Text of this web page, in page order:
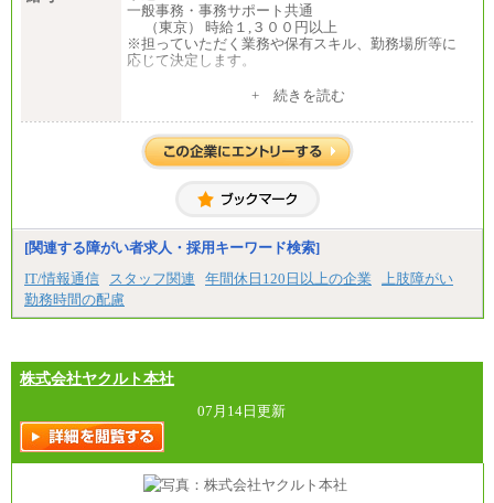
一般事務・事務サポート共通
（東京） 時給１,３００円以上
※担っていただく業務や保有スキル、勤務場所等に
応じて決定します。
７.５時間／日、月２０日間 勤務の場合
+ 続きを読む
[関連する障がい者求人・採用キーワード検索]
IT/情報通信
スタッフ関連 年間休日120日以上の企業
上肢障がい
勤務時間の配慮
株式会社ヤクルト本社
07月14日更新